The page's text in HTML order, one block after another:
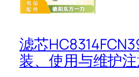
滤芯
装、使用与维护